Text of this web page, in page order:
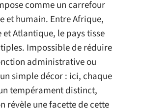
comme un carrefour
et humain. Entre Afrique,
et Atlantique, le pays tisse
Impossible de réduire
administrative ou
simple décor : ici, chaque
tempérament distinct,
révèle une facette de cette